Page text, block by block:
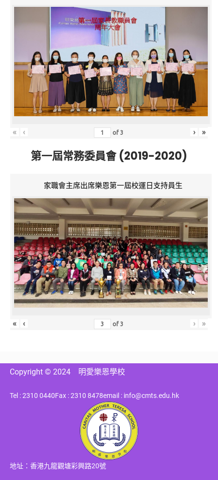
« ‹ of3 › »
第一屆常務委員會 (2019-2020)
家職會主席出席樂恩第一屆校運日支持員生
« ‹ of3 › »
Copyright © 2024 明愛樂恩學校
Tel : 2310 0440Fax : 2310 8478email : info@cmts.edu.hk
地址：香港九龍觀塘彩興路20號